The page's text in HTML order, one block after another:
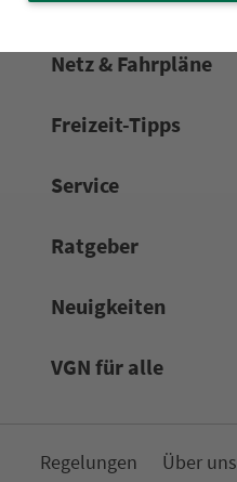
Netz & Fahrpläne
Frei­zeit-Tipps
Service
Rat­ge­ber
Neuigkeiten
VGN für alle
Re­ge­lungen Über uns